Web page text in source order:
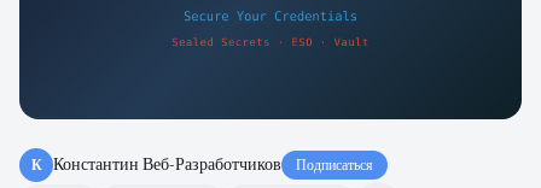
К Константин Веб-Разработчиков Подписаться